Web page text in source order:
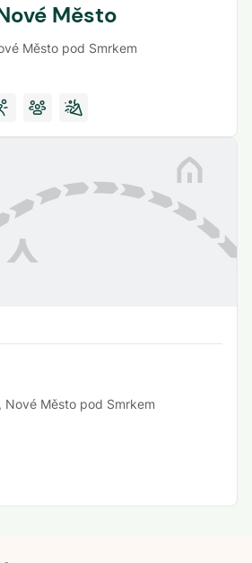
Město
Město pod Smrkem
, Nové Město pod Smrkem